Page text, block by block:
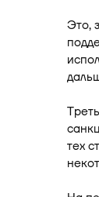
Это,
тех